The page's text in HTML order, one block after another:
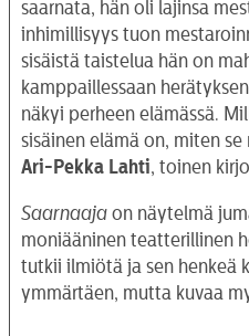
saarnata, hän oli lajinsa
inhimillisyys tuon
sisäistä taistelua hän on
kamppaillessaan
näkyi perheen elämässä.
sisäinen elämä on, miten
Ari-Pekka Lahti, toinen
Saarnaaja on näytelmä
moniääninen teatterillinen
tutkii ilmiötä ja sen henkeä
ymmärtäen, mutta kuvaa